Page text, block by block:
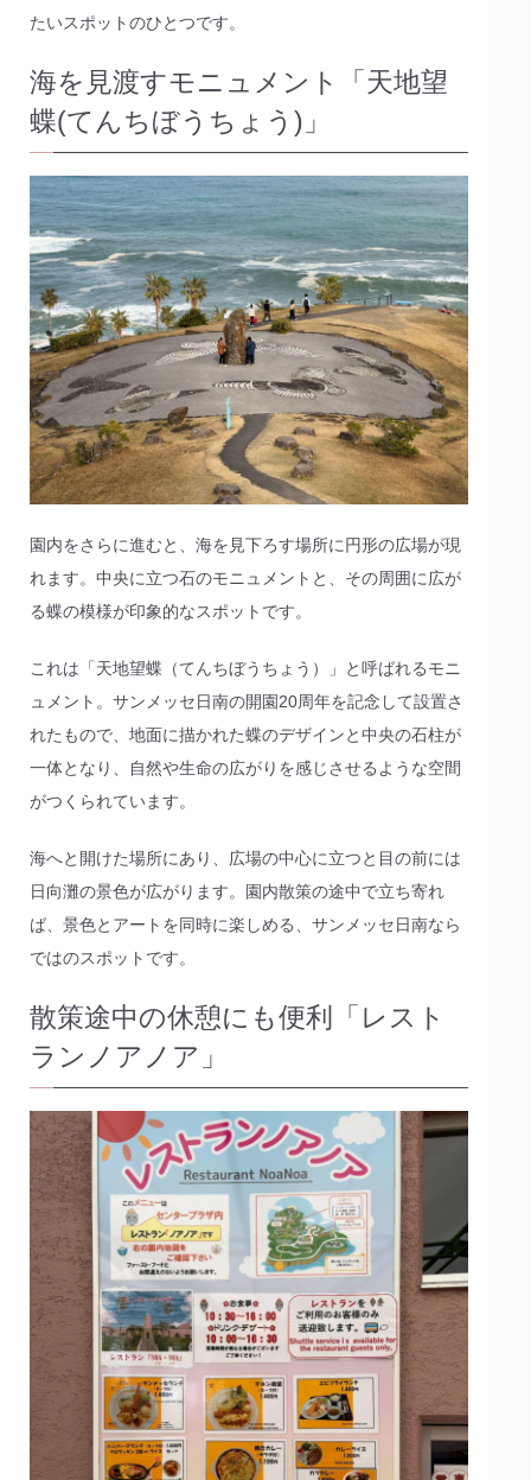
たいスポットのひとつです。
海を見渡すモニュメント「天地望
蝶(てんちぼうちょう)」
園内をさらに進むと、海を見下ろす場所に円形の広場が現
れます。中央に立つ石のモニュメントと、その周囲に広が
る蝶の模様が印象的なスポットです。
これは「天地望蝶（てんちぼうちょう）」と呼ばれるモニ
ュメント。サンメッセ日南の開園20周年を記念して設置さ
れたもので、地面に描かれた蝶のデザインと中央の石柱が
一体となり、自然や生命の広がりを感じさせるような空間
がつくられています。
海へと開けた場所にあり、広場の中心に立つと目の前には
日向灘の景色が広がります。園内散策の途中で立ち寄れ
ば、景色とアートを同時に楽しめる、サンメッセ日南なら
ではのスポットです。
散策途中の休憩にも便利「レスト
ランノアノア」